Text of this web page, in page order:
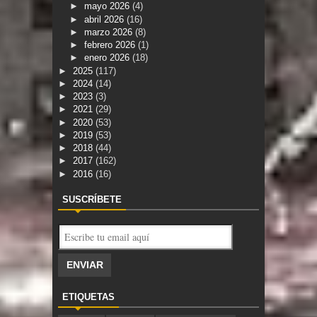
► mayo 2026 (4)
► abril 2026 (16)
► marzo 2026 (8)
► febrero 2026 (1)
► enero 2026 (18)
► 2025 (117)
► 2024 (14)
► 2023 (3)
► 2021 (29)
► 2020 (53)
► 2019 (53)
► 2018 (44)
► 2017 (162)
► 2016 (16)
SUSCRÍBETE
ETIQUETAS